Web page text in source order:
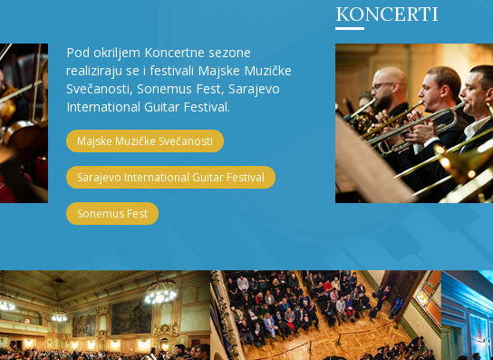
Pod okriljem Koncertne sezone
realiziraju se i festivali Majske Muzičke
Svečanosti, Sonemus Fest, Sarajevo
International Guitar Festival.
Majske Muzičke Svečanosti
Sarajevo International Guitar Festival
Sonemus Fest
KONCERTI